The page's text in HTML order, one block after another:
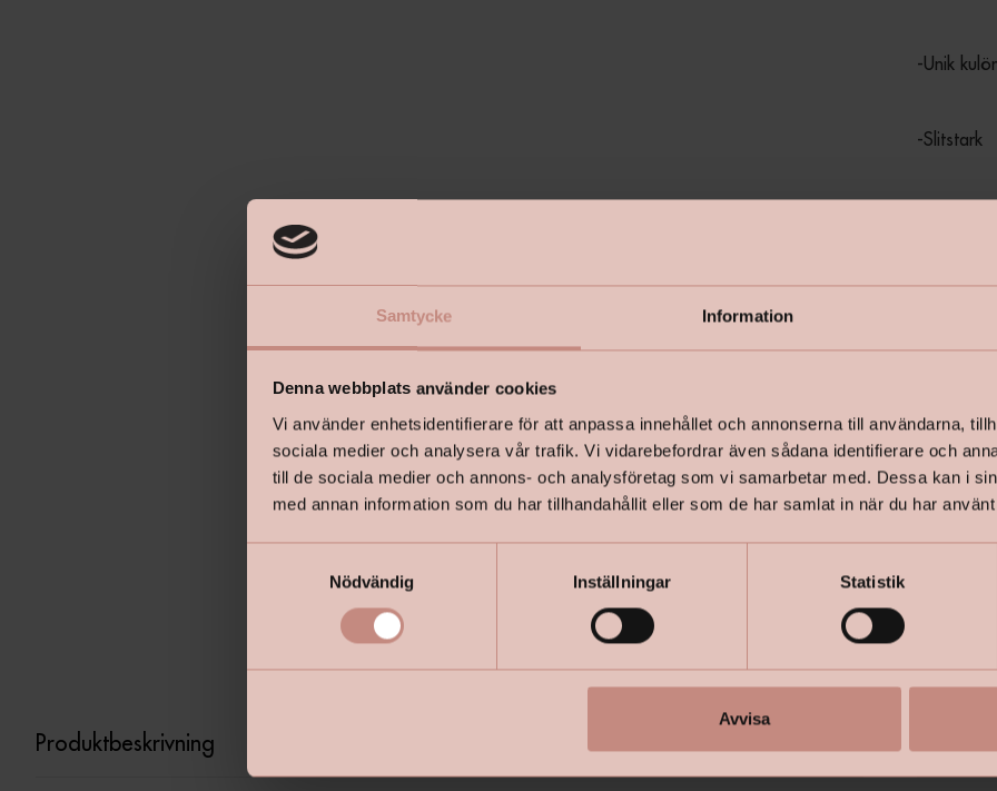
Samtycke Information
Denna webbplats använder cookies
Vi använder enhetsidentifierare för att anpassa innehållet och annonserna till användarna,
sociala medier och analysera vår trafik. Vi vidarebefordrar även sådana identifierare och
till de sociala medier och annons- och analysföretag som vi samarbetar med. Dessa kan i
med annan information som du har tillhandahållit eller som de har samlat in när du har
s
Nödvändig Inställningar Statistik
Avvisa
-Unik
-Slitstark
Välj
valfri
eller
S0300-
ovan.
kulör"
Ny
Produktbeskrivning